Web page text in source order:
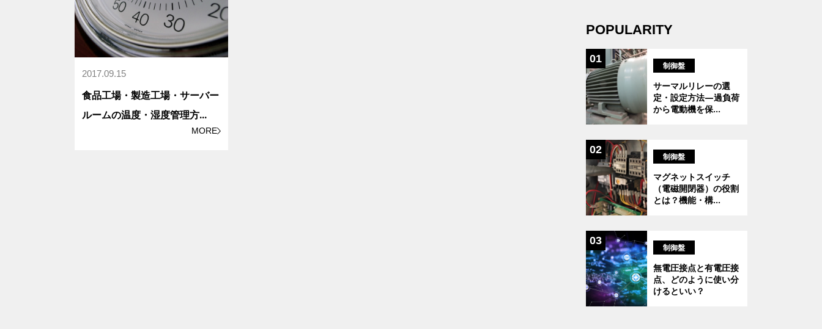
2017.09.15
食品工場・製造工場・サーバー
ルームの温度・湿度管理方...
MORE
POPULARITY
01
制御盤
サーマルリレーの選
定・設定方法―過負荷
から電動機を保...
02
制御盤
マグネットスイッチ
（電磁開閉器）の役割
とは？機能・構...
03
制御盤
無電圧接点と有電圧接
点、どのように使い分
けるといい？